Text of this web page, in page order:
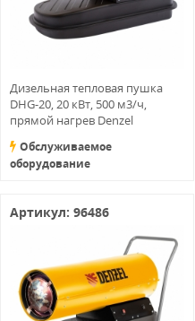
Дизельная тепловая пушка
DHG-20, 20 кВт, 500 м3/ч,
прямой нагрев Denzel
Обслуживаемое
оборудование
Артикул: 96486